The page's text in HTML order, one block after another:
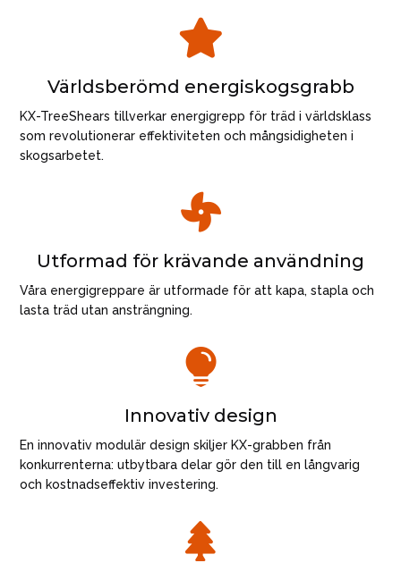

Världsberömd energiskogsgrabb
KX-TreeShears tillverkar energigrepp för träd i världsklass
som revolutionerar effektiviteten och mångsidigheten i
skogsarbetet.

Utformad för krävande användning
Våra energigreppare är utformade för att kapa, stapla och
lasta träd utan ansträngning.

Innovativ design
En innovativ modulär design skiljer KX-grabben från
konkurrenterna: utbytbara delar gör den till en långvarig
och kostnadseffektiv investering.
